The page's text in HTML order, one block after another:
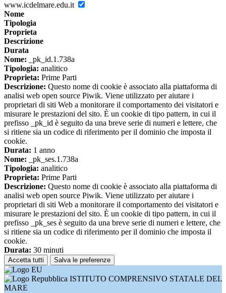
www.icdelmare.edu.it
Nome
Tipologia
Proprieta
Descrizione
Durata
Nome: _pk_id.1.738a
Tipologia: analitico
Proprieta: Prime Parti
Descrizione: Questo nome di cookie è associato alla piattaforma di
analisi web open source Piwik. Viene utilizzato per aiutare i
proprietari di siti Web a monitorare il comportamento dei visitatori e
misurare le prestazioni del sito. È un cookie di tipo pattern, in cui il
prefisso _pk_id è seguito da una breve serie di numeri e lettere, che
si ritiene sia un codice di riferimento per il dominio che imposta il
cookie.
Durata: 1 anno
Nome: _pk_ses.1.738a
Tipologia: analitico
Proprieta: Prime Parti
Descrizione: Questo nome di cookie è associato alla piattaforma di
analisi web open source Piwik. Viene utilizzato per aiutare i
proprietari di siti Web a monitorare il comportamento dei visitatori e
misurare le prestazioni del sito. È un cookie di tipo pattern, in cui il
prefisso _pk_ses è seguito da una breve serie di numeri e lettere, che
si ritiene sia un codice di riferimento per il dominio che imposta il
cookie.
Durata: 30 minuti
Accetta tutti Salva le preferenze
ISTITUTO COMPRENSIVO STATALE DEL
MARE